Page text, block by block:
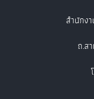
สำนักง
ถ.ส